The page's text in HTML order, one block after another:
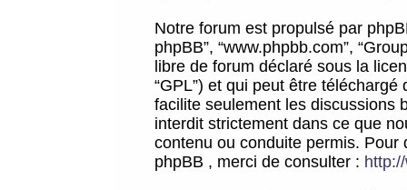
Notre forum est propulsé par
phpBB”, “www.phpbb.com”,
libre de forum déclaré sous la
“GPL”) et qui peut être téléchargé
facilite seulement les discussions
interdit strictement dans ce que
contenu ou conduite permis.
phpBB , merci de consulter :